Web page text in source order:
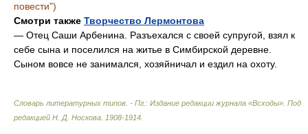
повести")
Смотри также Творчество Лермонтова
— Отец Саши Арбенина. Разъехался с своей супругой, взял к
себе сына и поселился на житье в Симбирской деревне.
Сыном вовсе не занимался, хозяйничал и ездил на охоту.
Словарь литературных типов. - Пг.: Издание редакции журнала «Всходы» Под
редакцией Н. Д. Носкова 1908-1914